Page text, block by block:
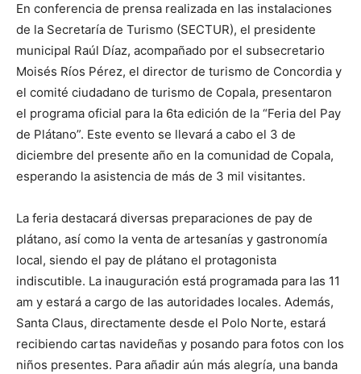
En conferencia de prensa realizada en las instalaciones
de la Secretaría de Turismo (SECTUR), el presidente
municipal Raúl Díaz, acompañado por el subsecretario
Moisés Ríos Pérez, el director de turismo de Concordia y
el comité ciudadano de turismo de Copala, presentaron
el programa oficial para la 6ta edición de la “Feria del Pay
de Plátano”. Este evento se llevará a cabo el 3 de
diciembre del presente año en la comunidad de Copala,
esperando la asistencia de más de 3 mil visitantes.
La feria destacará diversas preparaciones de pay de
plátano, así como la venta de artesanías y gastronomía
local, siendo el pay de plátano el protagonista
indiscutible. La inauguración está programada para las 11
am y estará a cargo de las autoridades locales. Además,
Santa Claus, directamente desde el Polo Norte, estará
recibiendo cartas navideñas y posando para fotos con los
niños presentes. Para añadir aún más alegría, una banda